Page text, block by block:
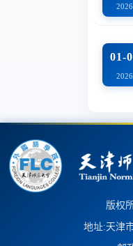
2026
01-
2026
版权
地址:天津